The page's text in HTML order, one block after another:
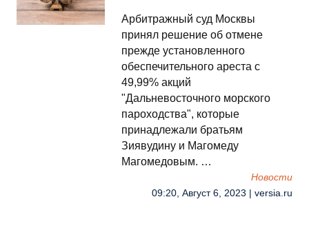
Арбитражный суд Москвы
принял решение об отмене
прежде установленного
обеспечительного ареста с
49,99% акций
"Дальневосточного морского
пароходства", которые
принадлежали братьям
Зиявудину и Магомеду
Магомедовым. …
Новости
09:20, Август 6, 2023 | versia.ru